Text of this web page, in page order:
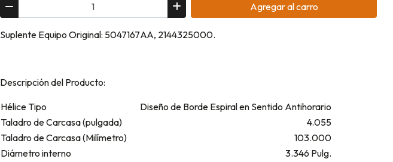
Agregaral carro
Suplente Equipo Original: 5047167AA, 2144325000.
Descripción del Producto:
Hélice Tipo
Diseño de Borde Espiral en Sentido Antihorario
Taladro de Carcasa (pulgada)
4.055
Taladro de Carcasa (Milímetro)
103.000
Diámetro interno
3.346 Pulg.